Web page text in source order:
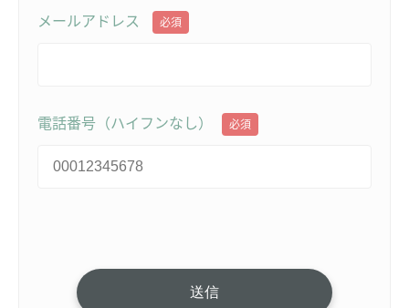
メールアドレス 必須
電話番号（ハイフンなし） 必須